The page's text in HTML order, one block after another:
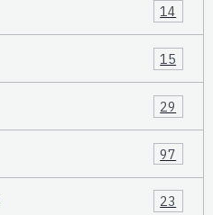
14
15
29
97
23